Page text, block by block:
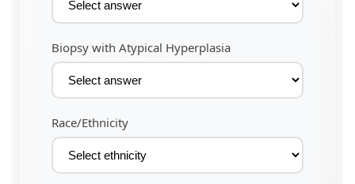
Biopsy with Atypical Hyperplasia
Race/Ethnicity